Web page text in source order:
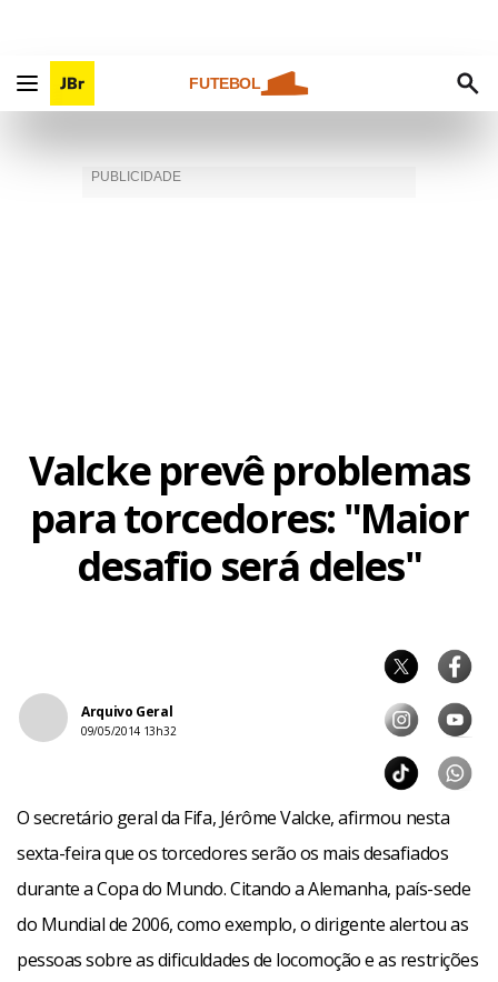
FUTEBOL
Valcke prevê problemas
para torcedores: "Maior
desafio será deles"
Arquivo Geral
09/05/2014 13h32
O secretário geral da Fifa, Jérôme Valcke, afirmou nesta
sexta-feira que os torcedores serão os mais desafiados
durante a Copa do Mundo. Citando a Alemanha, país-sede
do Mundial de 2006, como exemplo, o dirigente alertou as
pessoas sobre as dificuldades de locomoção e as restrições